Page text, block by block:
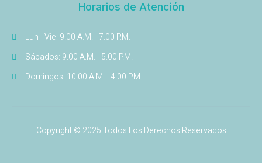
Horarios de Atención
Lun - Vie: 9.00 A.M. - 7.00 P.M.
Sábados: 9.00 A.M. - 5.00 P.M.
Domingos: 10:00 A.M. - 4:00 P.M.
Copyright © 2025 Todos Los Derechos Reservados